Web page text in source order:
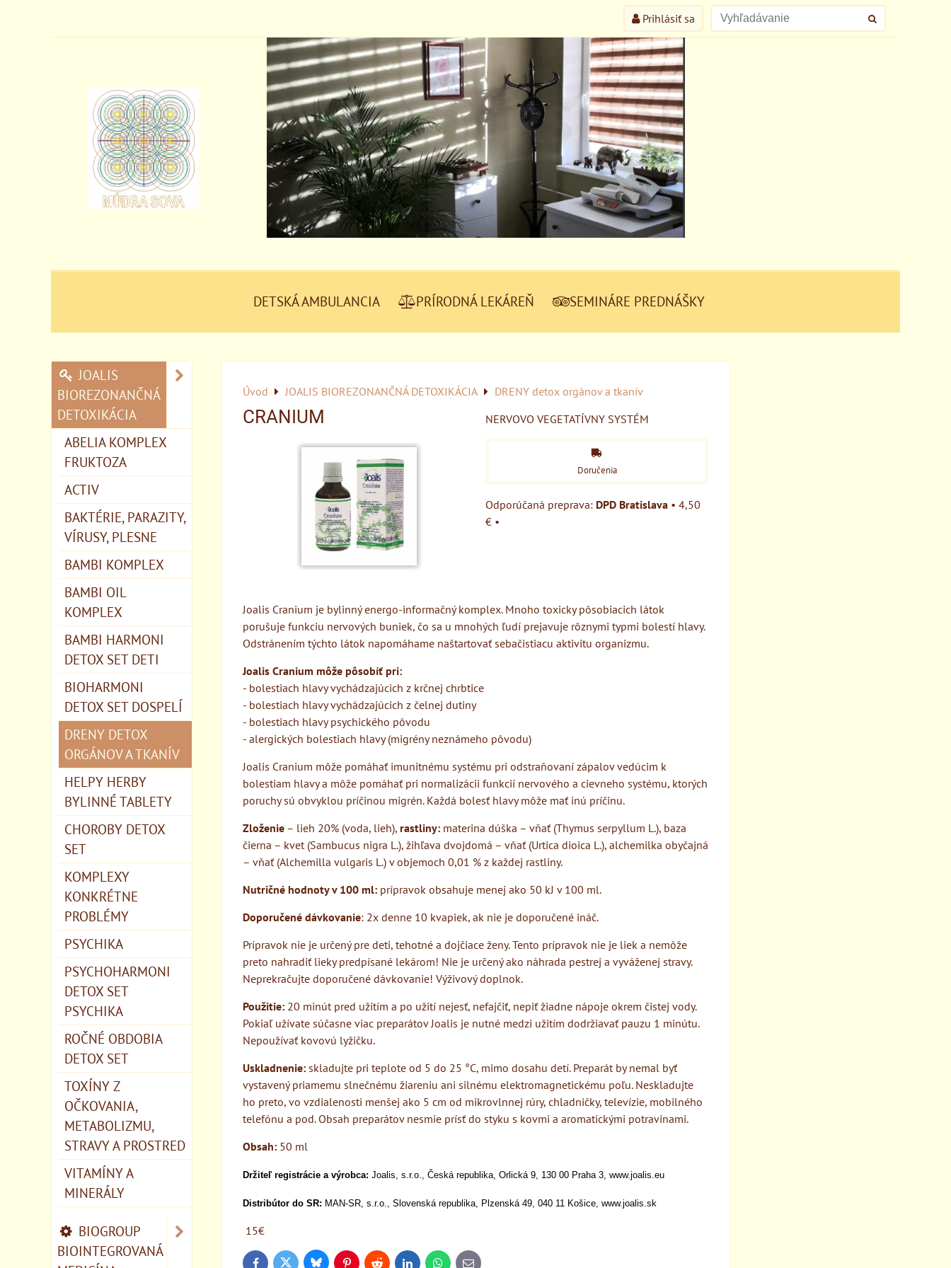
Prihlásiť sa
DETSKÁ AMBULANCIA PRÍRODNÁ LEKÁREŇ SEMINÁRE PREDNÁŠKY
Úvod JOALIS BIOREZONANČNÁ DETOXIKÁCIA DRENY detox orgánov a tkanív
CRANIUM NERVOVO VEGETATÍVNY SYSTÉM
Doručenia
DPD Bratislava • 4,50
€ •
Joalis Cranium je bylinný energo-informačný komplex. Mnoho toxicky pôsobiacich látok
porušuje funkciu nervových buniek, čo sa u mnohých ľudí prejavuje rôznymi typmi bolestí hlavy.
Odstránením týchto látok napomáhame naštartovať sebačistiacu aktivitu organizmu.
Joalis Cranium môže pôsobíť pri:
- bolestiach hlavy vychádzajúcich z krčnej chrbtice
- bolestiach hlavy vychádzajúcich z čelnej dutiny
- bolestiach hlavy psychického pôvodu
- alergických bolestiach hlavy (migrény neznámeho pôvodu)
Joalis Cranium môže pomáhať imunitnému systému pri odstraňovaní zápalov vedúcim k
bolestiam hlavy a môže pomáhať pri normalizácii funkcií nervového a cievneho systému, ktorých
poruchy sú obvyklou príčinou migrén. Každá bolesť hlavy môže mať inú príčinu.
Zloženie – lieh 20% (voda, lieh), rastliny: materina dúška – vňať (Thymus serpyllum L.), baza
čierna – kvet (Sambucus nigra L.), žihľava dvojdomá – vňať (Urtica dioica L.), alchemilka obyčajná
– vňať (Alchemilla vulgaris L.) v objemoch 0,01 % z každej rastliny.
Nutričné hodnoty v 100 ml: prípravok obsahuje menej ako 50 kJ v 100 ml.
Doporučené dávkovanie: 2x denne 10 kvapiek, ak nie je doporučené ináč.
Prípravok nie je určený pre deti, tehotné a dojčiace ženy. Tento prípravok nie je liek a nemôže
preto nahradiť lieky predpísané lekárom! Nie je určený ako náhrada pestrej a vyváženej stravy.
Neprekračujte doporučené dávkovanie! Výživový doplnok.
Použitie: 20 minút pred užitím a po užití nejesť, nefajčiť, nepiť žiadne nápoje okrem čistej vody.
Pokiaľ užívate súčasne viac preparátov Joalis je nutné medzi užitím dodržiavať pauzu 1 minútu.
Nepoužívať kovovú lyžičku.
Uskladnenie: skladujte pri teplote od 5 do 25 °C, mimo dosahu detí. Preparát by nemal byť
vystavený priamemu slnečnému žiareniu ani silnému elektromagnetickému poľu. Neskladujte
ho preto, vo vzdialenosti menšej ako 5 cm od mikrovlnnej rúry, chladničky, televízie, mobilného
telefónu a pod. Obsah preparátov nesmie prísť do styku s kovmi a aromatickými potravinami.
Obsah: 50 ml
Držiteľ registrácie a výrobca: Joalis, s.r.o., Česká republika, Orlická 9, 130 00 Praha 3, www.joalis.eu
Distribútor do SR: MAN-SR, s.r.o., Slovenská republika, Plzenská 49, 040 11 Košice, www.joalis.sk
15€
Twitter Bluesky
JOALIS
BIOREZONANČNÁ
DETOXIKÁCIA
ABELIA KOMPLEX
FRUKTOZA
ACTIV
BAKTÉRIE, PARAZITY,
VÍRUSY, PLESNE
BAMBI KOMPLEX
BAMBI OIL
KOMPLEX
BAMBI HARMONI
DETOX SET DETI
BIOHARMONI
DETOX SET DOSPELÍ
DRENY DETOX
ORGÁNOV A TKANÍV
HELPY HERBY
BYLINNÉ TABLETY
CHOROBY DETOX
SET
KOMPLEXY
KONKRÉTNE
PROBLÉMY
PSYCHIKA
PSYCHOHARMONI
DETOX SET
PSYCHIKA
ROČNÉ OBDOBIA
DETOX SET
TOXÍNY Z
OČKOVANIA,
METABOLIZMU,
STRAVY A PROSTRED
VITAMÍNY A
MINERÁLY
BIOGROUP
BIOINTEGROVANÁ